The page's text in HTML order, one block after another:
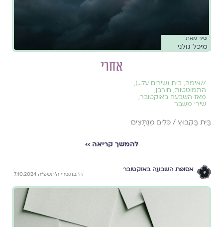
שיר מאת
מיכל גולני
אחרי
//אימה, בית (שירים על...),
התמוטטות, חורבן,
מאז השבעה באוקטובר,
שירי משבר
בַּיִת בַּקִּבּוּץ / כֵּלִים מְנֻתָּצִים
להמשך קריאה ››
אסופת השבעה באוקטובר
ה' בתשרי ה'תשפ"ה 7.10.2024